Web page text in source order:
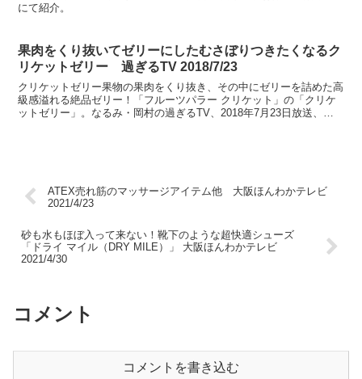
にて紹介。
果肉をくり抜いてゼリーにしたむさぼりつきたくなるク
リケットゼリー 過ぎるTV 2018/7/23
クリケットゼリー果物の果肉をくり抜き、その中にゼリーを詰めた高
級感溢れる絶品ゼリー！「フルーツパラー クリケット」の「クリケ
ットゼリー」。なるみ・岡村の過ぎるTV、2018年7月23日放送、進
ATEX売れ筋のマッサージアイテム他 大阪ほんわかテレビ
2021/4/23
砂も水もほぼ入って来ない！靴下のような超快適シューズ
「ドライ マイル（DRY MILE）」 大阪ほんわかテレビ
2021/4/30
コメント
コメントを書き込む